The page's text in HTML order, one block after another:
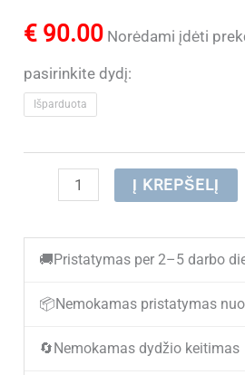
€ 90.00 Norėdami įdėti
pasirinkite dydį:
Išparduota
produkto
(IŠPARDUOTA)
Žieminiai
batai
PENGXU
Į KREPŠELĮ
🚚 Pristatymas per 2–5 darbo
📦 Nemokamas pristatymas
🔄 Nemokamas dydžio keitimas